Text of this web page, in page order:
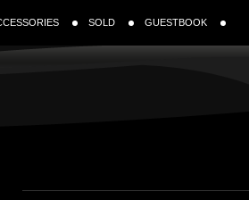
SOLD GUESTBOOK